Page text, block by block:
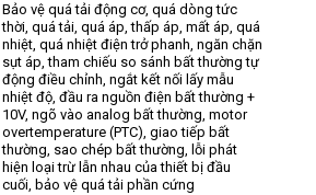
Bảo vệ quá tải động cơ, quá dòng tức
thời, quá tải, quá áp, thấp áp, mất áp, quá
nhiệt, quá nhiệt điện trở phanh, ngăn chặn
sụt áp, tham chiếu so sánh bất thường tự
động điều chỉnh, ngắt kết nối lấy mẫu
nhiệt độ, đầu ra nguồn điện bất thường +
10V, ngõ vào analog bất thường, motor
overtemperature (PTC), giao tiếp bất
thường, sao chép bất thường, lỗi phát
hiện loại trừ lẫn nhau của thiết bị đầu
cuối, bảo vệ quá tải phần cứng